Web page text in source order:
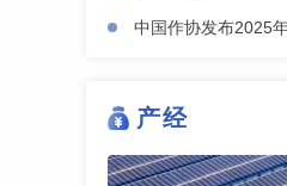
中国作协发布2025
产经